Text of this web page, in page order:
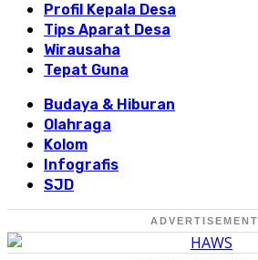
Profil Kepala Desa
Tips Aparat Desa
Wirausaha
Tepat Guna
Budaya & Hiburan
Olahraga
Kolom
Infografis
SJD
ADVERTISEMENT